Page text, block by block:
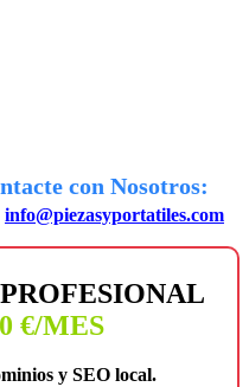
con Nosotros:
info@piezasyportatiles.com
€/MES
y SEO local.